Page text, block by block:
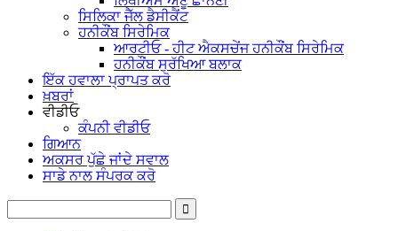
ਸਿਲਿਕਾ ਜੈੱਲ ਡੈਸੀਕੈਂਟ
ਹਨੀਕੌਂਬ ਸਿਰੇਮਿਕ
ਆਰਟੀਓ - ਹੀਟ ਐਕਸਚੇਂਜ ਹਨੀਕੌਂਬ ਸਿਰੇਮਿਕ
ਹਨੀਕੌਂਬ ਸੁਰੱਖਿਆ ਬਲਾਕ
ਇੱਕ ਹਵਾਲਾ ਪ੍ਰਾਪਤ ਕਰੋ
ਖ਼ਬਰਾਂ
ਵੀਡੀਓ
ਕੰਪਨੀ ਵੀਡੀਓ
ਗਿਆਨ
ਅਕਸਰ ਪੁੱਛੇ ਜਾਂਦੇ ਸਵਾਲ
ਸਾਡੇ ਨਾਲ ਸੰਪਰਕ ਕਰੋ